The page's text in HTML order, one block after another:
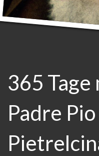
365 Tage
Padre